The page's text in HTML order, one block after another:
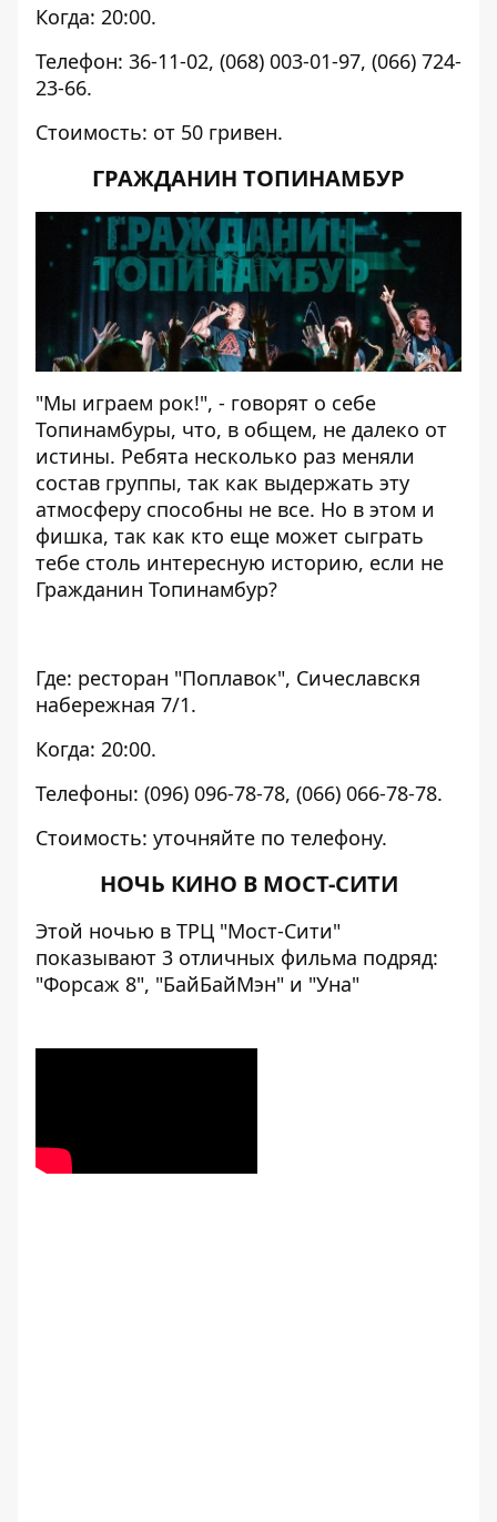
Когда: 20:00.
Телефон: 36-11-02, (068) 003-01-97, (066) 724-
23-66.
Стоимость: от 50 гривен.
ГРАЖДАНИН ТОПИНАМБУР
"Мы играем рок!", - говорят о себе
Топинамбуры, что, в общем, не далеко от
истины. Ребята несколько раз меняли
состав группы, так как выдержать эту
атмосферу способны не все. Но в этом и
фишка, так как кто еще может сыграть
тебе столь интересную историю, если не
Гражданин Топинамбур?
Где: ресторан "Поплавок", Сичеславскя
набережная 7/1.
Когда: 20:00.
Телефоны: (096) 096-78-78, (066) 066-78-78.
Стоимость: уточняйте по телефону.
НОЧЬ КИНО В МОСТ-СИТИ
Этой ночью в ТРЦ "Мост-Сити"
показывают 3 отличных фильма подряд:
"Форсаж 8", "БайБайМэн" и "Уна"